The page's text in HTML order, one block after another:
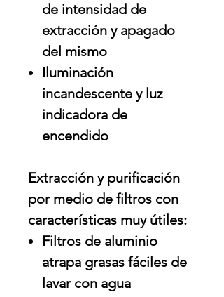
de intensidad de
extracción y apagado
del mismo
Iluminación
incandescente y luz
indicadora de
encendido
Extracción y purificación
por medio de filtros con
características muy útiles:
Filtros de aluminio
atrapa grasas fáciles de
lavar con agua